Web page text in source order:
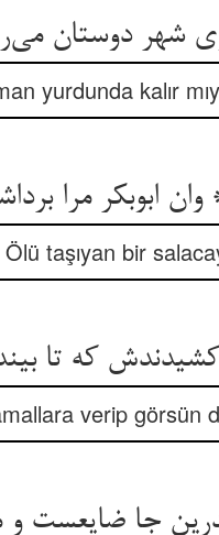
yurdunda kalır
Ölü taşıyan bir
verip görsün